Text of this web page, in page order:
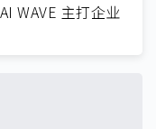
WAVE 主打企业